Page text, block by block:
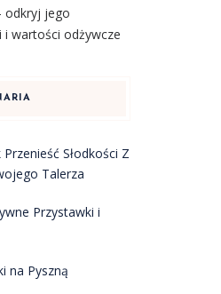
odkryj jego
i wartości odżywcze
Słodkości Z
Talerza
Przystawki i
na Pyszną